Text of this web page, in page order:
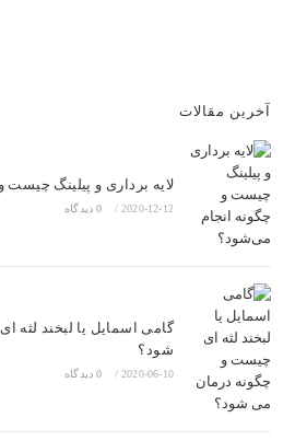
آخرین مقالات
لایه برداری و پیلینگ
2020-12-12
/ 0 دیدگاه
گامی اسمایل یا لبخند
شود؟
2020-06-10
/ 0 دیدگاه